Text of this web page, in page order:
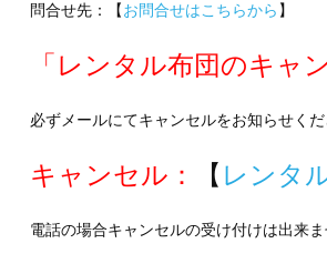
問合せ先：【お問合せはこちらから 】
「レンタル布団のキャ
必ずメールにてキャンセルをお知らせくだ
キャンセル： 【 レンタ
電話の場合キャンセルの受け付けは出来ま